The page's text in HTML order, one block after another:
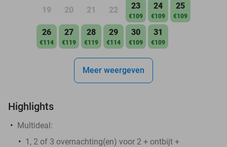
19 20 21 22 23
€109
24
€109
25
€109
26
€114
27
€119
28
€119
29
€114
30
€109
31
€109
Meer weergeven
Highlights
Multideal:
1, 2 of 3 overnachting(en) voor 2 + ontbijt +